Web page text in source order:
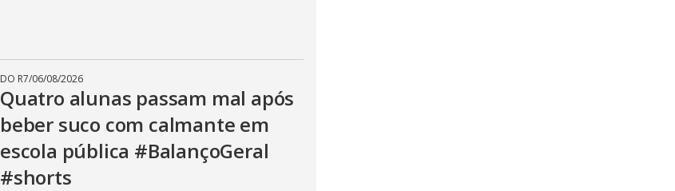
DO R7/06/08/2026
Quatro alunas passam mal após
beber suco com calmante em
escola pública #BalançoGeral
#shorts